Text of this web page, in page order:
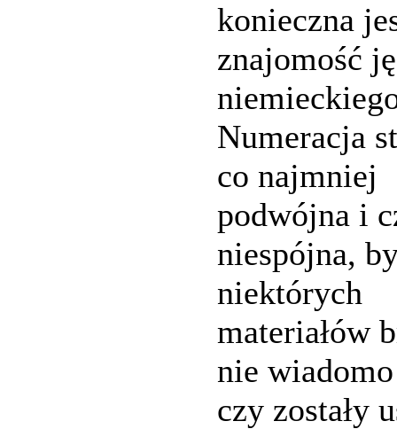
konieczna
znajomość
Numeracja
co najmniej
podwójna i
niespójna,
niektórych
materiałów
nie
czy zostały